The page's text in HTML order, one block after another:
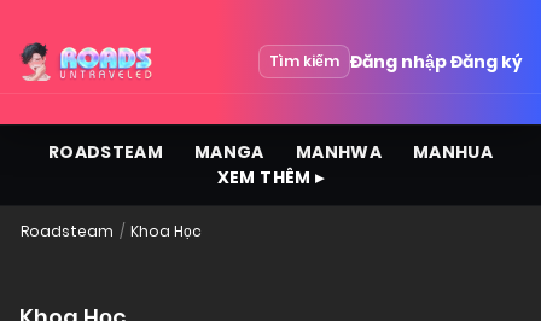
Tìm kiếm Đăng nhậpĐăng ký
ROADSTEAM MANGA MANHWA
MANHUA
XEM THÊM ▸
Roadsteam Khoa Học